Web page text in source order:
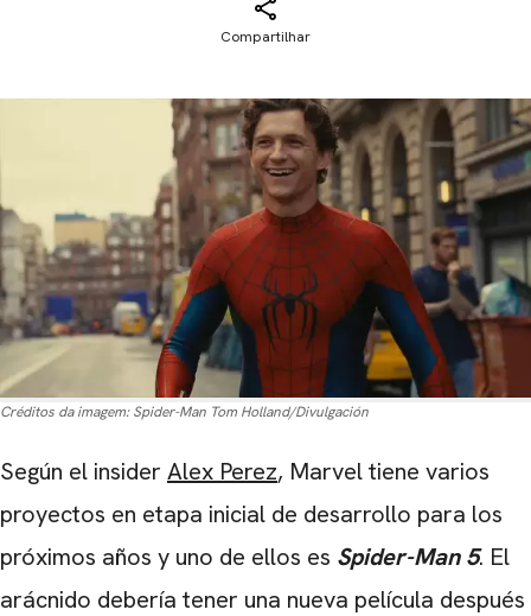
Compartilhar
Créditos da imagem: Spider-Man Tom Holland/Divulgación
Según el insider Alex Perez, Marvel tiene varios
proyectos en etapa inicial de desarrollo para los
próximos años y uno de ellos es Spider-Man 5. El
arácnido debería tener una nueva película después